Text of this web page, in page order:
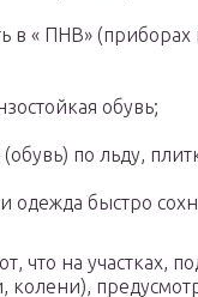
в « ПНВ» (приборах
обувь;
по льду,
одежда быстро
что на участках,
колени),